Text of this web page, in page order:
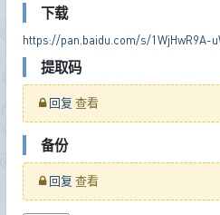
下载
https://pan.baidu.com/s/1WjHwR9A-
提取码
回复 查看
备份
回复 查看